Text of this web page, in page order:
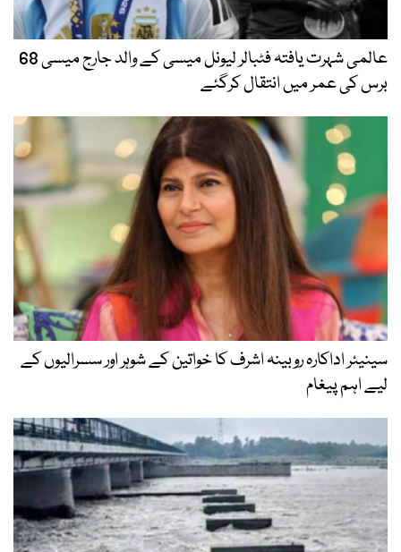
عالمی شہرت یافتہ فٹبالر لیونل میسی کے والد جارج میسی 68
برس کی عمر میں انتقال کرگئے
سینیئر اداکارہ روبینہ اشرف کا خواتین کے شوہر اور سسرالیوں کے
لیے اہم پیغام